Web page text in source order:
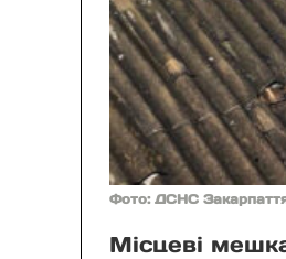
Фото: ДСНС
Місцеві